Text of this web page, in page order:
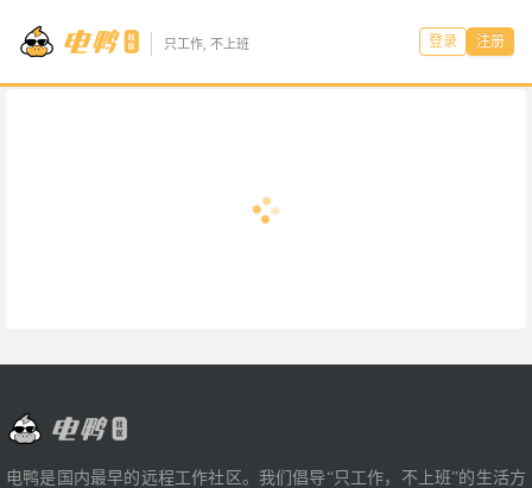
只工作, 不上班 登录 注册
电鸭是国内最早的远程工作社区。我们倡导“只工作，不上班”的生活方